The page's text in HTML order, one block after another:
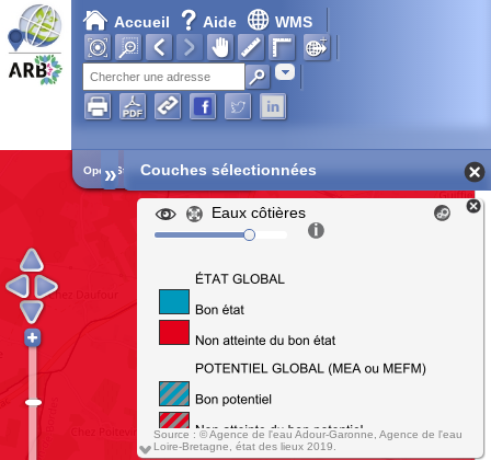
Accueil Aide WMS
Adresse
Open Street Map
» Couches sélectionnées
Eaux côtières
Source : © Agence de l'eau Adour-Garonne, Agence de l'eau
Loire-Bretagne, état des lieux 2019.